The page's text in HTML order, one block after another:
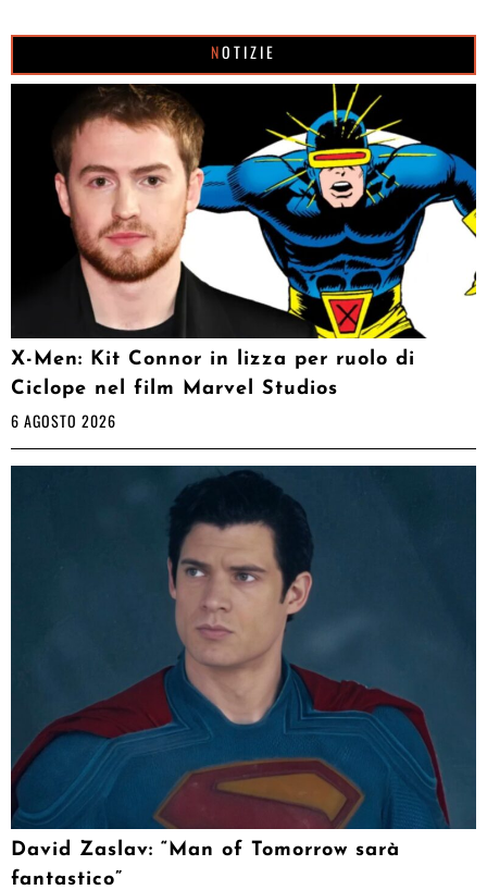
NOTIZIE
X-Men: Kit Connor in lizza per ruolo di
Ciclope nel film Marvel Studios
6 AGOSTO 2026
David Zaslav: “Man of Tomorrow sarà
fantastico”